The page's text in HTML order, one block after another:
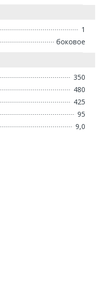
1
боковое
350
480
425
95
9,0